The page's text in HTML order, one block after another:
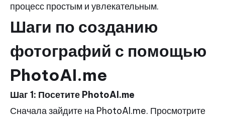
процесс простым и увлекательным.
Шаги по созданию
фотографий с помощью
PhotoAI.me
Шаг 1: Посетите PhotoAI.me
Сначала зайдите на PhotoAI.me. Просмотрите